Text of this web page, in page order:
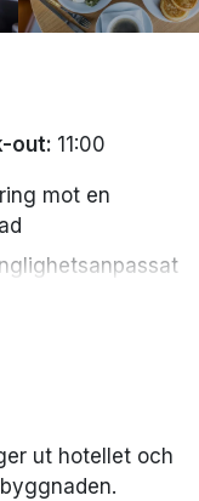
out: 11:00
mot en
ut hotellet och